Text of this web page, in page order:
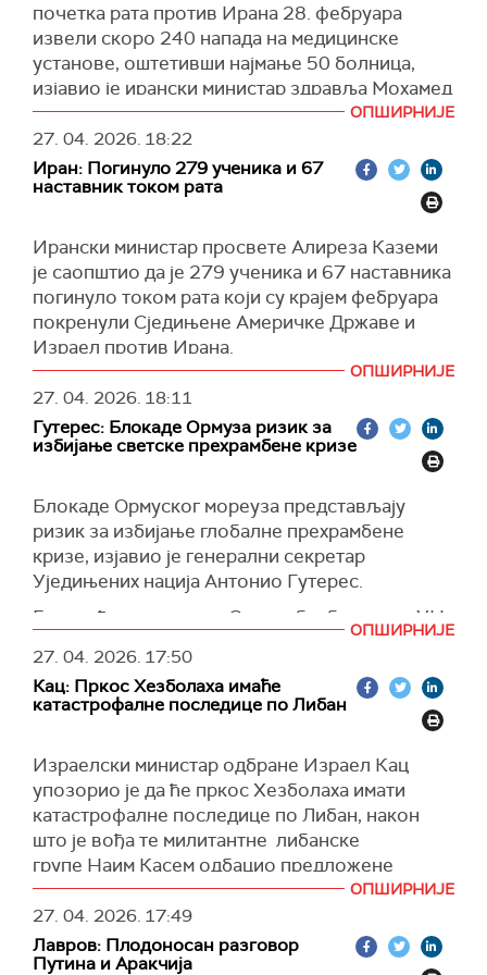
(Танјуг)
добија се њихова дозвола или ће вас дићи у
ваздух и наплатити вам", навео је амерички
званичник.
Према речима Рубија, то није отварање
Ормуског мореуза који, иначе, представља
међународне воде.
"Не могу да прикажу нормалним, нити им то
Иранци одлучују ко ће користити мореуз",
навео је Рубио.
(Times of Israel)
почетка рата против Ирана 28. фебруара
извели скоро 240 напада на медицинске
установе, оштетивши најмање 50 болница,
изјавио је ирански министар здравља Мохамед
Реза Зафарганди.
Додао је да је оштећено и око 50 центара за
хитне случајеве.
Према његовим речима, у тренуцима напада, у
тим установама лечило се око 40.000
пацијената.
(Танјуг)
ОПШИРНИЈЕ
27. 04. 2026. 18:22
Иран: Погинуло 279 ученика и 67
наставник током рата
Ирански министар просвете Алиреза Каземи
је саопштио да је 279 ученика и 67 наставника
погинуло током рата који су крајем фебруара
покренули Сједињене Америчке Државе и
Израел против Ирана.
Каземи је додао да је у агресији, такође,
рањено више од 200 ученика и наставника и
указао и да је у нападима оштећено или
уништено око 1.200 образовних и
младе.
Према речима Каземија, у америчко-
израелском бомбардовању 20 школа је
"сравњено са земљом".
Министар је указао да је највише напада на
образовне установе било у престоници
Техерану и околини, централној провинцији
Маркази, као и у јужној приобалној провинцији
(Танјуг)
ОПШИРНИЈЕ
27. 04. 2026. 18:11
Гутерес: Блокаде Ормуза ризик за
избијање светске прехрамбене кризе
Блокаде Ормуског мореуза представљају
ризик за избијање глобалне прехрамбене
кризе, изјавио је генерални секретар
Уједињених нација Антонио Гутерес.
Говорећи на седници Савета безбедности УН
посвећеној ситуацији у Ормуском мореузу,
Гутерес је рекао да "безбедан и несметан
пролаз" комерцијалних бродова кроз тај
пловни пут, где су САД и Иран увели своје
хуманитарни императив.
"Догодио се тренутни економски шок и сви
плаћају цену", рекао је Гутерес.
Упозорио је да се поремећаји комерцијалног
бродарства виде у "празним складишрима
хране, празним полицама и празним
тањирима".
ОПШИРНИЈЕ
27. 04. 2026. 17:50
Кац: Пркос Хезболаха имаће
катастрофалне последице по Либан
Израелски министар одбране Израел Кац
упозорио је да ће пркос Хезболаха имати
катастрофалне последице по Либан, након
што је вођа те милитантне либанске
групе Наим Касем одбацио предложене
директне преговоре између Израела и
Либана.
"Касем се игра ватром, а ватра ће спалити
ОПШИРНИЈЕ
27. 04. 2026. 17:49
Лавров: Плодоносан разговор
Путина и Аракчија